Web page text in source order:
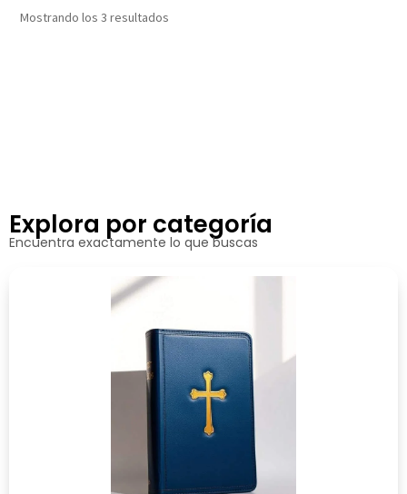
Mostrando los 3 resultados
Explora por categoría
Encuentra exactamente lo que buscas